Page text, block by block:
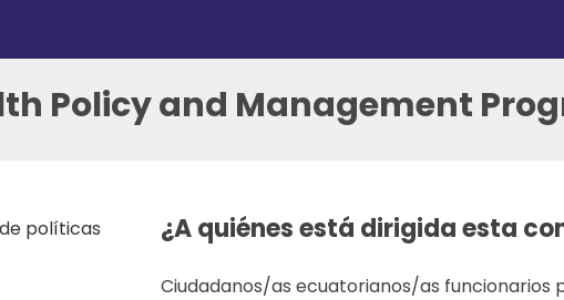
Policy and Management
políticas
¿A quiénes está dirigida esta
Ciudadanos/as ecuatorianos/as